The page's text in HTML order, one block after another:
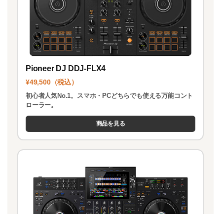
Pioneer DJ DDJ-FLX4
¥49,500（税込）
初心者人気No.1。スマホ・PCどちらでも使える万能コント
ローラー。
商品を見る